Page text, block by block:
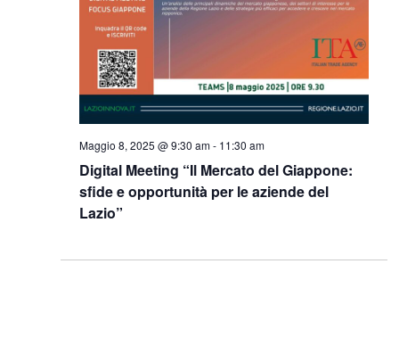
Digital Meeting “Il Mercato del Giappone:
sfide e opportunità per le aziende del
Lazio”
Maggio 8, 2025 @ 9:30 am- 11:30 am